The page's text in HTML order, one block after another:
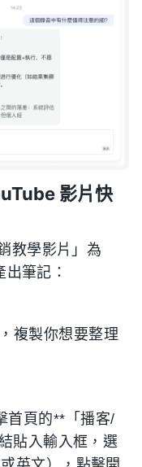
影片快
教學影片」為
筆記：
複製你想要整理
首頁的**「播客/
貼入輸入框，選